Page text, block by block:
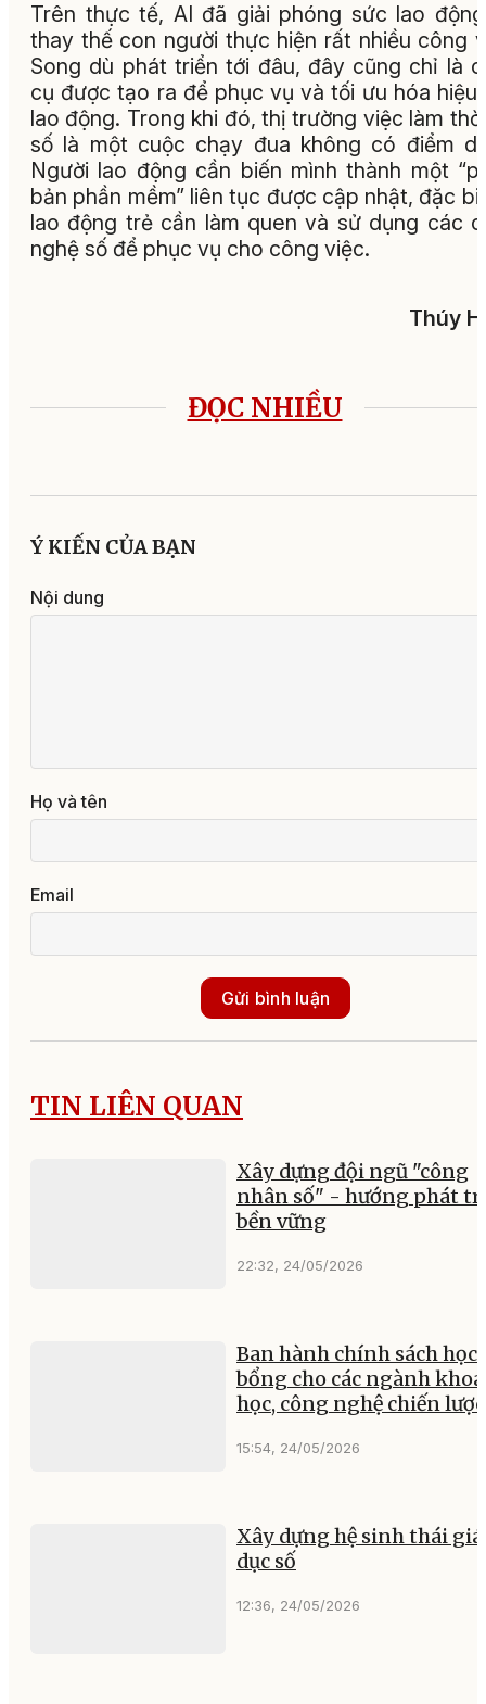
Trên thực tế, AI đã giải phóng sức lao
thay thế con người thực hiện rất nhiều công
Song dù phát triển tới đâu, đây cũng chỉ là
cụ được tạo ra để phục vụ và tối ưu hóa hiệu
lao động. Trong khi đó, thị trường việc làm
số là một cuộc chạy đua không có điểm
Người lao động cần biến mình thành một
bản phần mềm” liên tục được cập nhật, đặc
lao động trẻ cần làm quen và sử dụng các
nghệ số để phục vụ cho công việc.
Thúy
ĐỌC NHIỀU
Ý KIẾN CỦA BẠN
Nội dung
Họ và tên
Email
Gửi bình luận
TIN LIÊN QUAN
Xây dựng đội ngũ "công
nhân số" - hướng phát
bền vững
22:32, 24/05/2026
Ban hành chính sách học
bổng cho các ngành khoa
học, công nghệ chiến lược
15:54, 24/05/2026
Xây dựng hệ sinh thái
dục số
12:36, 24/05/2026